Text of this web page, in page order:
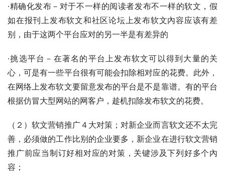
·精确化发布－对于不一样的阅读者发布不一样的软文，假
如在报刊上发布软文和社区论坛上发布软文內容应该有差
别，由于这两个平台应对的另一半是有差异的
·挑选平台－在著名的平台上发布软文可以得到大量的关
心，可是有一些平台很有可能会扣除相对应的花费。此外，
在网络上发布软文要留意发布的平台是不是靠谱。有的平台
根据仿冒大型网站的网客户，趁机扣除发布软文的花费。
（２）软文营销推广４大对策；对新企业而言软文还不太完
善，必须做的工作比别的企业要多，新企业在进行软文营销
推广前应当制订好相对应的对策，关键涉及下列好多个內
容；